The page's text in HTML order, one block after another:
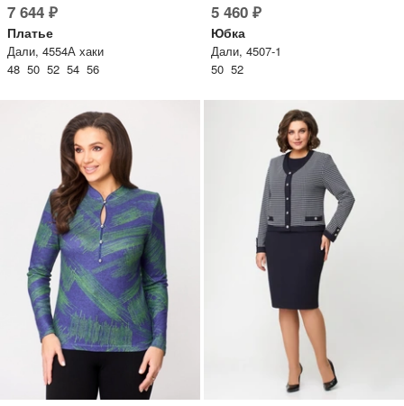
7 644 ₽
Платье
Дали, 4554А хаки
48 50 52 54 56
5 460 ₽
Юбка
Дали, 4507-1
50 52